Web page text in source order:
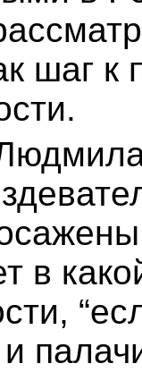
шаг к
в